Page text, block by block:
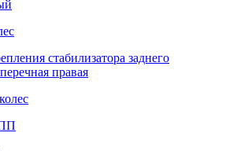
стабилизатора заднего
правая